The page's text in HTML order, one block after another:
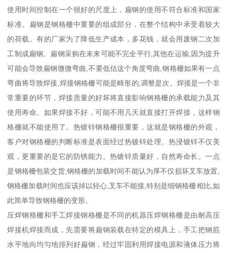
使用时间控制在一个很好的尺度上，扁钢的使用不符合标准和国家
标准。扁钢是钢格栅中重要的组成部分，在整个结构中承受着较大
的荷载。有的厂家为了降低生产成本，多花钱，就会用废钢二次加
工制成扁钢。扁钢采购在未来可能不完全平行,其他在运输,因为提升
可能会导致扁钢微微弯曲,不要低估这个角度弯曲,钢格栅如果有一点
弯曲将导致焊接,焊接钢格栅可能是畸形的,调整是次。焊接是一个非
常重要的环节，焊接质量的好坏将直接影响钢格栅的承载能力及其
使用寿命。如果焊接不好，可能不用几天就直接打开焊接，这样钢
格栅就不能使用了。热镀锌钢格栅很重要，这就是钢格栅的外观，
客户对钢格栅的判断标准是表面经过热镀锌处理。热浸镀锌不仅美
观，更重要的是它的防锈能力。热镀锌质量好，自然寿命长。一点
是钢格栅包装交货,钢格栅的加载时间不能认为厚不仅损坏叉车放置,
钢格栅加载时间也应该掉以轻心,叉车不能接,特别是细钢格栅相比,如
此简单导致钢格栅的变形。
压焊钢格栅和手工焊接钢格栅是不同的机器压焊钢格栅是由耐高压
焊接机焊接而成，先需要将扁钢装载在特定的模具上，手工把钢筋
水平地向均匀地排列好扁钢，经过牢固利用焊接电源和液体压力将